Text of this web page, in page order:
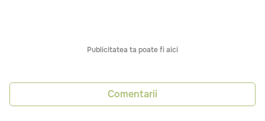
Publicitatea ta poate fi aici
Comentarii